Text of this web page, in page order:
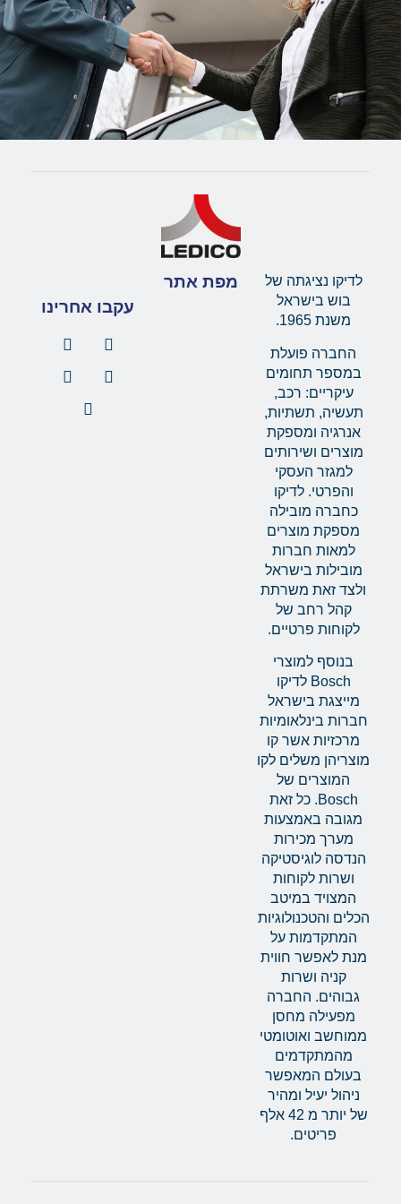
לדיקו נציגתה של
בוש בישראל
משנת 1965.
החברה פועלת
במספר תחומים
עיקריים: רכב,
תעשיה, תשתיות,
אנרגיה ומספקת
מוצרים ושירותים
למגזר העסקי
והפרטי. לדיקו
כחברה מובילה
מספקת מוצרים
למאות חברות
מובילות בישראל
ולצד זאת משרתת
קהל רחב של
לקוחות פרטיים.
בנוסף למוצרי
Bosch לדיקו
מייצגת בישראל
חברות בינלאומיות
מרכזיות אשר קו
מוצריהן משלים לקו
המוצרים של
Bosch. כל זאת
מגובה באמצעות
מערך מכירות
הנדסה לוגיסטיקה
ושרות לקוחות
המצויד במיטב
הכלים והטכנולוגיות
המתקדמות על
מנת לאפשר חווית
קניה ושרות
גבוהים. החברה
מפעילה מחסן
ממוחשב ואוטומטי
מהמתקדמים
בעולם המאפשר
ניהול יעיל ומהיר
של יותר מ 42 אלף
פריטים.
מפת אתר
עקבו אחרינו